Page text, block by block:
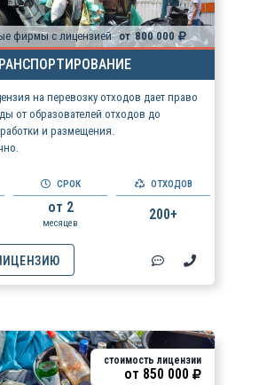
фирмы с лицензией от 800 000
на перевозку отходов дает право
от образователей отходов до
и размещения.
СРОК
от 2
месяцев
ОТХОДОВ
200+
стоимость лицензии
от 850 000